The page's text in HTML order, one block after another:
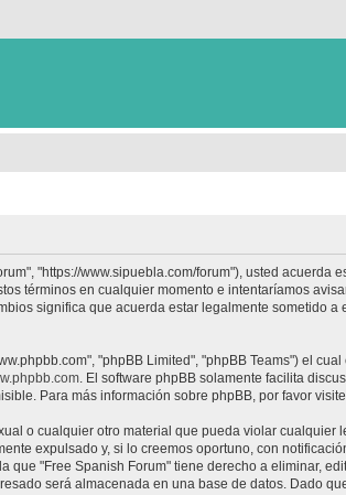
"https://www.sipuebla.com/forum"), usted acuerda
términos en cualquier momento e intentaríamos
significa que acuerda estar legalmente sometido a
"phpBB Limited", "phpBB Teams") el
. El software phpBB solamente facilita
Para más información sobre phpBB, por favor
o cualquier otro material que pueda violar cualquier
expulsado y, si lo creemos oportuno, con
"Free Spanish Forum" tiene derecho a eliminar,
será almacenada en una base de datos. Dado